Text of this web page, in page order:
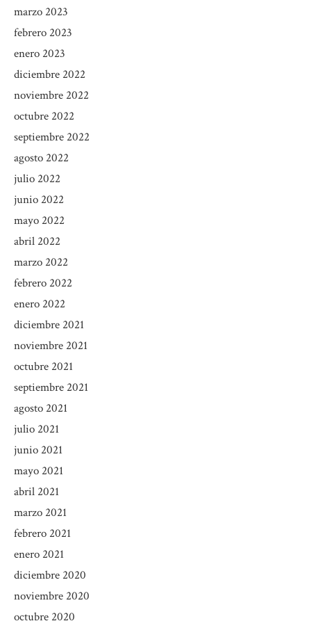
marzo 2023
febrero 2023
enero 2023
diciembre 2022
noviembre 2022
octubre 2022
septiembre 2022
agosto 2022
julio 2022
junio 2022
mayo 2022
abril 2022
marzo 2022
febrero 2022
enero 2022
diciembre 2021
noviembre 2021
octubre 2021
septiembre 2021
agosto 2021
julio 2021
junio 2021
mayo 2021
abril 2021
marzo 2021
febrero 2021
enero 2021
diciembre 2020
noviembre 2020
octubre 2020